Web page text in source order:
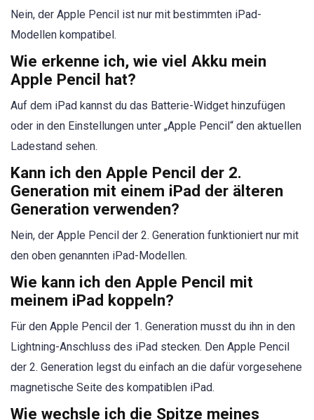
Nein, der Apple Pencil ist nur mit bestimmten iPad-
Modellen kompatibel.
Wie erkenne ich, wie viel Akku mein
Apple Pencil hat?
Auf dem iPad kannst du das Batterie-Widget hinzufügen
oder in den Einstellungen unter „Apple Pencil“ den aktuellen
Ladestand sehen.
Kann ich den Apple Pencil der 2.
Generation mit einem iPad der älteren
Generation verwenden?
Nein, der Apple Pencil der 2. Generation funktioniert nur mit
den oben genannten iPad-Modellen.
Wie kann ich den Apple Pencil mit
meinem iPad koppeln?
Für den Apple Pencil der 1. Generation musst du ihn in den
Lightning-Anschluss des iPad stecken. Den Apple Pencil
der 2. Generation legst du einfach an die dafür vorgesehene
magnetische Seite des kompatiblen iPad.
Wie wechsle ich die Spitze meines